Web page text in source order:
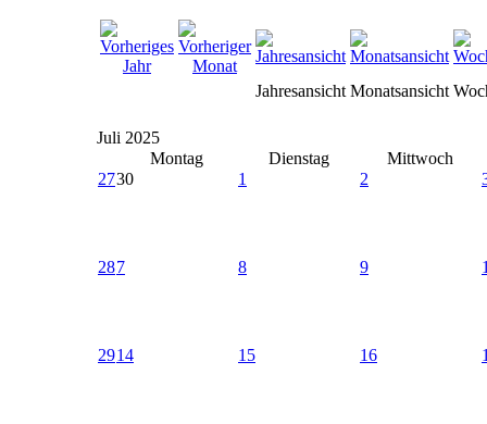
Jahresansicht Monatsansicht
Juli 2025
Montag
Dienstag
Mittwoch
2730 1 2
287 8 9
2914 15 16